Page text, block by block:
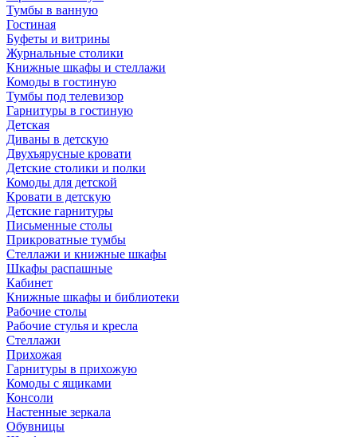
Тумбы в ванную
Гостиная
Буфеты и витрины
Журнальные столики
Книжные шкафы и стеллажи
Комоды в гостиную
Тумбы под телевизор
Гарнитуры в гостиную
Детская
Диваны в детскую
Двухъярусные кровати
Детские столики и полки
Комоды для детской
Кровати в детскую
Детские гарнитуры
Письменные столы
Прикроватные тумбы
Стеллажи и книжные шкафы
Шкафы распашные
Кабинет
Книжные шкафы и библиотеки
Рабочие столы
Рабочие стулья и кресла
Стеллажи
Прихожая
Гарнитуры в прихожую
Комоды с ящиками
Консоли
Настенные зеркала
Обувницы